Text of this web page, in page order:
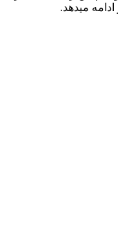
میدهد.